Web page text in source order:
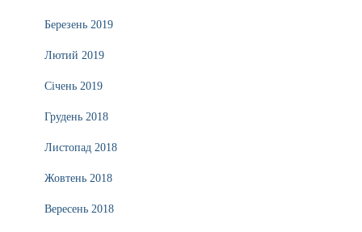
Березень 2019
Лютий 2019
Січень 2019
Грудень 2018
Листопад 2018
Жовтень 2018
Вересень 2018